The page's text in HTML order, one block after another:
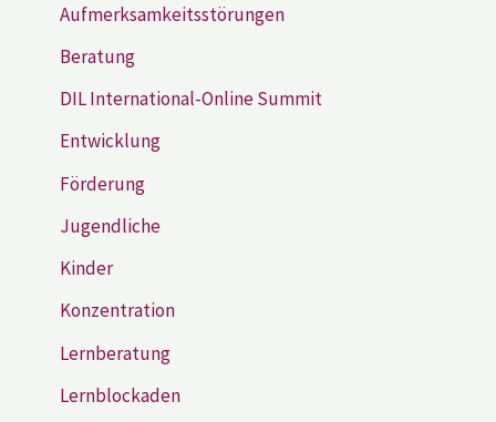
Aufmerksamkeitsstörungen
Beratung
DIL International-Online Summit
Entwicklung
Förderung
Jugendliche
Kinder
Konzentration
Lernberatung
Lernblockaden